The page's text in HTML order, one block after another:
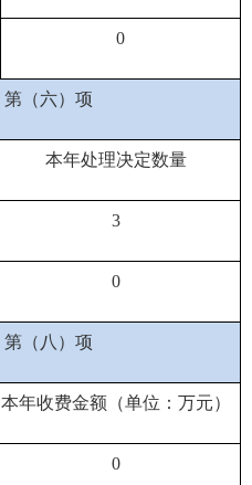
0
第（六）项
本年处理决定数量
3
0
第（八）项
本年收费金额（单位：万元）
0